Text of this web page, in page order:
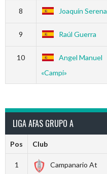
8 Joaquín Serena
9 Raúl Guerra
10
Angel Manuel
«Campi»
LIGA AFAS GRUPO A
Pos Club
1 Campanario At